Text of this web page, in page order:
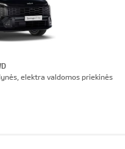
elektra valdomos priekinės